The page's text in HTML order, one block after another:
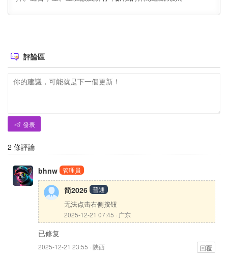
評論區
發表
2 條評論
bhnw 管理員
简2026 普通
无法点击右侧按钮
2025-12-21 07:45 · 广东
已修复
2025-12-21 23:55 · 陕西 回覆